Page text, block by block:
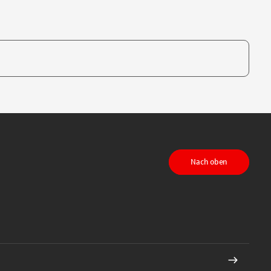
Nach oben